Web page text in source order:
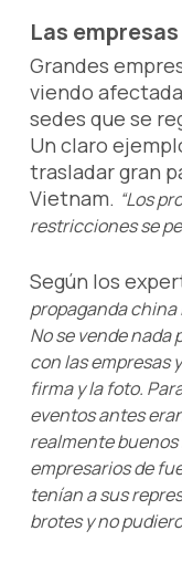
Las
Grandes
viendo
sedes que se
Un claro
trasladar gran
Vietnam. “Los
restricciones se
Según los
propaganda china
No se vende
con las empresas
firma y la foto.
eventos antes
realmente buenos
empresarios de
tenían a sus
brotes y no